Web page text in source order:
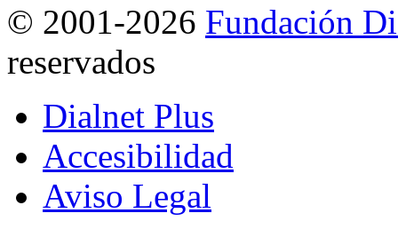
© 2001-2026 Fundación
reservados
Dialnet Plus
Accesibilidad
Aviso Legal